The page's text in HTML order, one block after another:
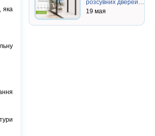
яка
розсувних дверей…
19 мая